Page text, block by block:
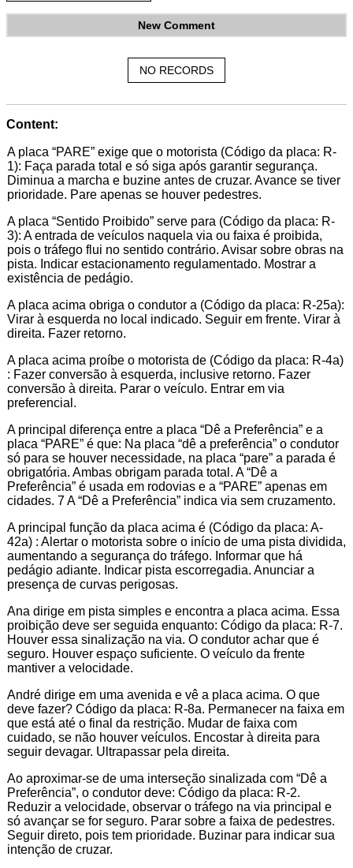
New Comment
NO RECORDS
Content:
A placa “PARE” exige que o motorista (Código da placa: R-
1): Faça parada total e só siga após garantir segurança.
Diminua a marcha e buzine antes de cruzar. Avance se tiver
prioridade. Pare apenas se houver pedestres.
A placa “Sentido Proibido” serve para (Código da placa: R-
3): A entrada de veículos naquela via ou faixa é proibida,
pois o tráfego flui no sentido contrário. Avisar sobre obras na
pista. Indicar estacionamento regulamentado. Mostrar a
existência de pedágio.
A placa acima obriga o condutor a (Código da placa: R-25a):
Virar à esquerda no local indicado. Seguir em frente. Virar à
direita. Fazer retorno.
A placa acima proíbe o motorista de (Código da placa: R-4a)
: Fazer conversão à esquerda, inclusive retorno. Fazer
conversão à direita. Parar o veículo. Entrar em via
preferencial.
A principal diferença entre a placa “Dê a Preferência” e a
placa “PARE” é que: Na placa “dê a preferência” o condutor
só para se houver necessidade, na placa “pare” a parada é
obrigatória. Ambas obrigam parada total. A “Dê a
Preferência” é usada em rodovias e a “PARE” apenas em
cidades. 7 A “Dê a Preferência” indica via sem cruzamento.
A principal função da placa acima é (Código da placa: A-
42a) : Alertar o motorista sobre o início de uma pista dividida,
aumentando a segurança do tráfego. Informar que há
pedágio adiante. Indicar pista escorregadia. Anunciar a
presença de curvas perigosas.
Ana dirige em pista simples e encontra a placa acima. Essa
proibição deve ser seguida enquanto: Código da placa: R-7.
Houver essa sinalização na via. O condutor achar que é
seguro. Houver espaço suficiente. O veículo da frente
mantiver a velocidade.
André dirige em uma avenida e vê a placa acima. O que
deve fazer? Código da placa: R-8a. Permanecer na faixa em
que está até o final da restrição. Mudar de faixa com
cuidado, se não houver veículos. Encostar à direita para
seguir devagar. Ultrapassar pela direita.
Ao aproximar-se de uma interseção sinalizada com “Dê a
Preferência”, o condutor deve: Código da placa: R-2.
Reduzir a velocidade, observar o tráfego na via principal e
só avançar se for seguro. Parar sobre a faixa de pedestres.
Seguir direto, pois tem prioridade. Buzinar para indicar sua
intenção de cruzar.